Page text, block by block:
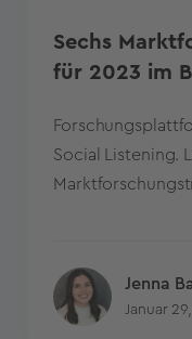
Sechs
für 2023 im
Social Listening.
Jenna
Januar